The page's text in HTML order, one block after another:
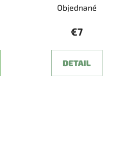
Objednané
€7
DETAIL